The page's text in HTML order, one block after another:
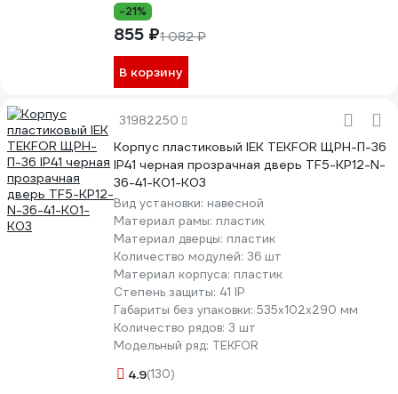
-21%
855 ₽1 082 ₽
В корзину
31982250
Корпус пластиковый IEK TEKFOR ЩРН-П-36
IP41 черная прозрачная дверь TF5-KP12-N-
36-41-K01-K03
Вид установки: навесной
Материал рамы: пластик
Материал дверцы: пластик
Количество модулей: 36 шт
Материал корпуса: пластик
Степень защиты: 41 IP
Габариты без упаковки: 535х102х290 мм
Количество рядов: 3 шт
Модельный ряд: TEKFOR
4.9(130)